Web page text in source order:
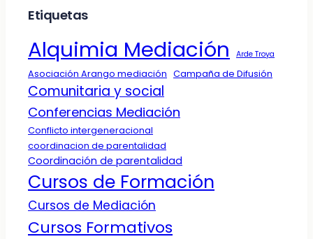
Etiquetas
Alquimia Mediación Arde Troya
Asociación Arango mediación Campaña de Difusión
Comunitaria y social
Conferencias Mediación
Conflicto intergeneracional
coordinacion de parentalidad
Coordinación de parentalidad
Cursos de Formación
Cursos de Mediación
Cursos Formativos